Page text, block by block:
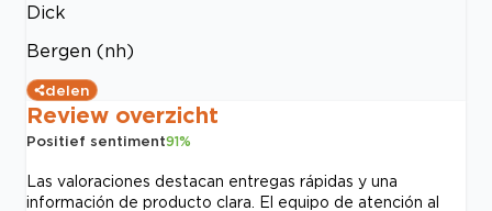
Dick
Bergen (nh)
delen
Review overzicht
Positief sentiment91%
Las valoraciones destacan entregas rápidas y una
información de producto clara. El equipo de atención al